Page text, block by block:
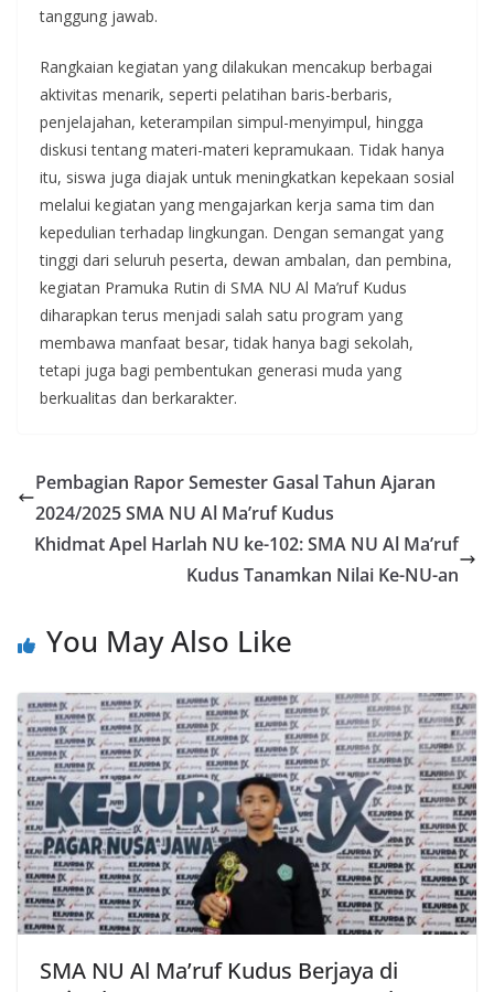
tanggung jawab.
Rangkaian kegiatan yang dilakukan mencakup berbagai
aktivitas menarik, seperti pelatihan baris-berbaris,
penjelajahan, keterampilan simpul-menyimpul, hingga
diskusi tentang materi-materi kepramukaan. Tidak hanya
itu, siswa juga diajak untuk meningkatkan kepekaan sosial
melalui kegiatan yang mengajarkan kerja sama tim dan
kepedulian terhadap lingkungan. Dengan semangat yang
tinggi dari seluruh peserta, dewan ambalan, dan pembina,
kegiatan Pramuka Rutin di SMA NU Al Ma’ruf Kudus
diharapkan terus menjadi salah satu program yang
membawa manfaat besar, tidak hanya bagi sekolah,
tetapi juga bagi pembentukan generasi muda yang
berkualitas dan berkarakter.
Pembagian Rapor Semester Gasal Tahun Ajaran
2024/2025 SMA NU Al Ma’ruf Kudus
Khidmat Apel Harlah NU ke-102: SMA NU Al Ma’ruf
Kudus Tanamkan Nilai Ke-NU-an
You May Also Like
SMA NU Al Ma’ruf Kudus Berjaya di